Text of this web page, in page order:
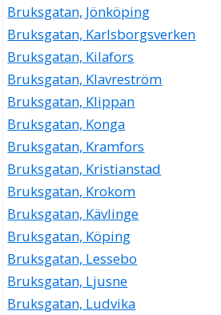
Bruksgatan, Jönköping
Bruksgatan, Karlsborgsverken
Bruksgatan, Kilafors
Bruksgatan, Klavreström
Bruksgatan, Klippan
Bruksgatan, Konga
Bruksgatan, Kramfors
Bruksgatan, Kristianstad
Bruksgatan, Krokom
Bruksgatan, Kävlinge
Bruksgatan, Köping
Bruksgatan, Lessebo
Bruksgatan, Ljusne
Bruksgatan, Ludvika